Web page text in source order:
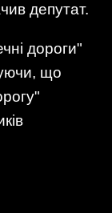
депутат.
дороги"
що